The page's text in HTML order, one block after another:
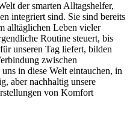
der smarten Alltagshelfer,
integriert sind. Sie sind bereits
alltäglichen Leben vieler
Routine steuert, bis
unseren Tag liefert, bilden
zwischen
in diese Welt eintauchen, in
aber nachhaltig unsere
von Komfort